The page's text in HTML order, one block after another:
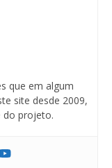
que em algum
site desde 2009,
do projeto.